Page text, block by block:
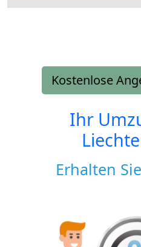
Kostenlose
Ihr
Erhalten